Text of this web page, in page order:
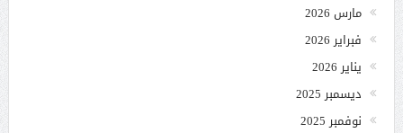
مارس 2026
فبراير 2026
يناير 2026
ديسمبر 2025
نوفمبر 2025